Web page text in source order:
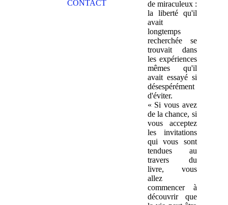
CONTACT
de miraculeux :
la liberté qu'il
avait
longtemps
recherchée se
trouvait dans
les expériences
mêmes qu'il
avait essayé si
désespérément
d'éviter.
« Si vous avez
de la chance, si
vous acceptez
les invitations
qui vous sont
tendues au
travers du
livre, vous
allez
commencer à
découvrir que